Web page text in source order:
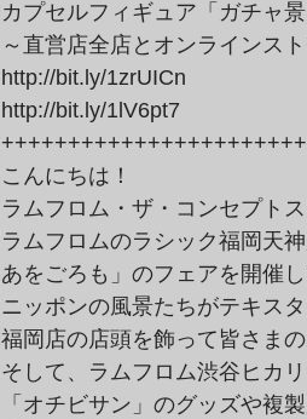
カプセルフィギュア「ガチャ
～直営店全店とオンラインス
http://bit.ly/1zrUICn
http://bit.ly/1lV6pt7
こんにちは！
ラムフロム・ザ・コンセプト
ラムフロムのラシック福岡天
あをごろも」のフェアを開催
ニッポンの風景たちがテキス
福岡店の店頭を飾って皆さま
そして、ラムフロム渋谷ヒカ
「オチビサン」のグッズや複